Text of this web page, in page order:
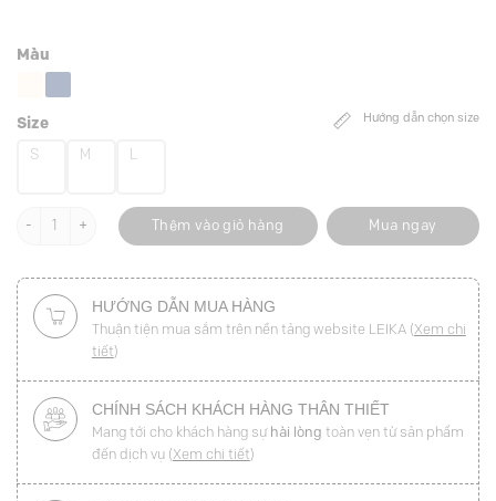
Hướng dẫn chọn size
Màu
Size
S M L
Áo kiểu croptop nắp túi can cầu ngực số lượng
Thêm vào giỏ hàng Mua ngay
HƯỚNG DẪN MUA HÀNG
Thuận tiện mua sắm trên nền tảng website LEIKA (Xem chi
tiết)
CHÍNH SÁCH KHÁCH HÀNG THÂN THIẾT
Mang tới cho khách hàng sự hài lòng toàn vẹn từ sản phẩm
đến dịch vụ (Xem chi tiết)